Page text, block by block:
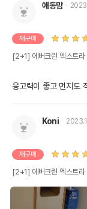
애동맘
재구매
[2+1] 에버크린 엑스트
응고력이 좋고 먼지도
Koni
재구매
[2+1] 에버크린 엑스트